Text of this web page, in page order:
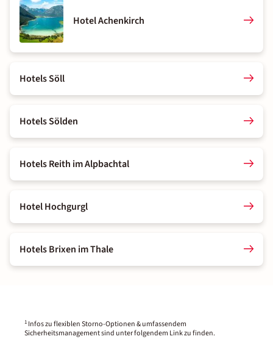
Hotel Achenkirch
Hotels Söll
Hotels Sölden
Hotels Reith im Alpbachtal
Hotel Hochgurgl
Hotels Brixen im Thale
1 Infos zu flexiblen Storno-Optionen & umfassendem
Sicherheitsmanagement sind unter folgendem Link zu finden.